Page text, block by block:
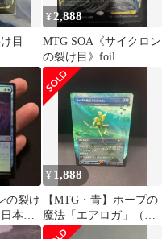
け目
¥ 2,888
MTG SOA《サイクロン
の裂け目》foil
の裂け
本語
¥ 1,888
【MTG・青】ホープの
魔法「エアロガ」（サ
イクロンの裂け目）